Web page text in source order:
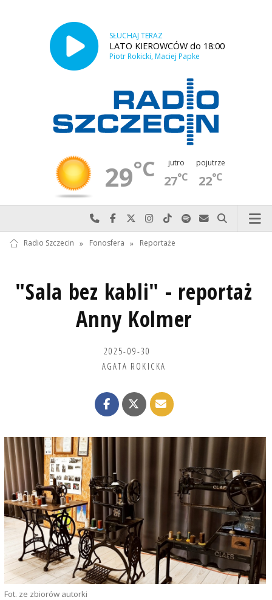
SŁUCHAJ TERAZ
LATO KIEROWCÓW do 18:00
Piotr Rokicki, Maciej Papke
29°C jutro
27°C
pojutrze
22°C
Najlepiej po prostu do nas zadzwoń
Odwiedź nas na Facebook-u
Odwiedź nas na X
Odwiedź nas na Instagram-ie
Odwiedź nas na TikTok-u
Szukaj nas na Spotify
Wyślij do nas
Szukaj
Radio Szczecin » Fonosfera » Reportaże
"Sala bez kabli" - reportaż
Anny Kolmer
2025-09-30
AGATA ROKICKA
Fot. ze zbiorów autorki